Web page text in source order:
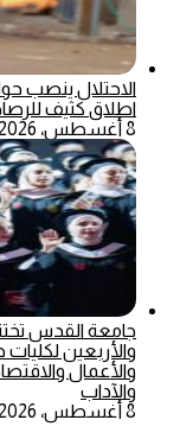
الاحتلال ينصب
اطلاق كثيف
8 أغسطس، 2026
جامعة القدس
والأربعين
والأعمال
والآداب
8 أغسطس، 2026